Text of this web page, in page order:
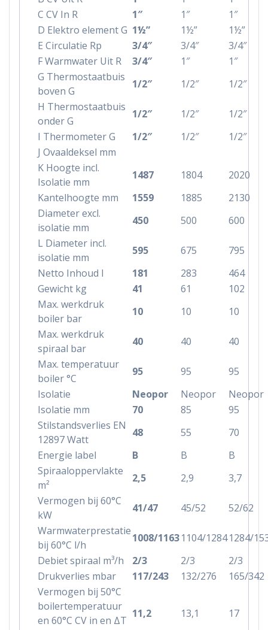
C CV In R
1″ 1″
1″
D Elektro element G 1½” 1½”
1½”
E Circulatie Rp
3/4″ 3/4″
3/4″
F Warmwater Uit R
3/4″ 1″
1″
G Thermostaatbuis
boven G
1/2″ 1/2″
1/2″
H Thermostaatbuis
onder G
1/2″ 1/2″
1/2″
I Thermometer G
1/2″ 1/2″
1/2″
J Ovaaldeksel mm
K Hoogte incl.
Isolatie mm
1487 1804
2020
Kantelhoogte mm
1559 1885
2130
Diameter excl.
isolatie mm
450 500
600
L Diameter incl.
isolatie mm
595 675
795
Netto Inhoud l
181 283
464
Gewicht kg
41 61
102
Max. werkdruk
boiler bar
10 10
10
Max. werkdruk
spiraal bar
40 40
40
Max. temperatuur
boiler °C
95 95
95
Isolatie
Neopor Neopor
Neopor
Isolatie mm
70 85
95
Stilstandsverlies EN
12897 Watt
48 55
70
Energie label
B B
B
Spiraaloppervlakte
m²
2,5 2,9
3,7
Vermogen bij 60°C
kW
41/47 45/52
52/62
Warmwaterprestatie
bij 60°C l/h
1008/11631104/12841284/
Debiet spiraal m³/h
2/3 2/3
2/3
Drukverlies mbar
117/243 132/276
165/342
Vermogen bij 50°C
boilertemperatuur
en 60°C CV in en ΔT
11,2 13,1 17